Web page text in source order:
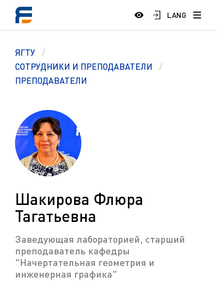
LANG
ЯГТУ
СОТРУДНИКИ И ПРЕПОДАВАТЕЛИ
ПРЕПОДАВАТЕЛИ
Шакирова Флюра
Тагатьевна
Заведующая лабораторией, старший
преподаватель кафедры
"Начертательная геометрия и
инженерная графика"